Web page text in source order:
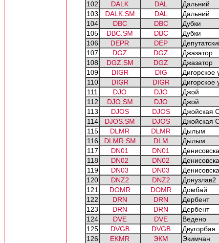
102 DALK DAL
Дальний
103
DALK.SM DAL
Дальний
104
DBC DBC
Дубки
105
DBC.SM DBC
Дубки
106
DEPR DEP
107
DGZ DGZ
Джазатор
108
DGZ.SM DGZ
Джазатор
109
DIGR DIG
Дигорское
110
DIGR DIGR
Дигорское
111
DJO DJO
Джой
112
DJO.SM DJO
Джой
113
DJOS DJOS
Джойская
114
DJOS.SM DJOS
Джойская
115
DLMR DLMR
Дылым
116
DLMR.SM DLM
Дылым
117
DN01 DN01
118
DN02 DN02
119
DN03 DN03
120
DNZ2 DNZ2
Донузлав2
121
DOMR DOMR
Домбай
122
DRN DRN
Дербент
123
DRN DRN
Дербент
124
DVE DVE
Ведено
125
DVGB DVGB
Двугорбая
126
EKMR ЭКМ
Экимчан